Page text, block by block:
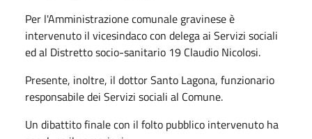
Per l'Amministrazione comunale gravinese è
intervenuto il vicesindaco con delega ai Servizi sociali
ed al Distretto socio-sanitario 19 Claudio Nicolosi.
Presente, inoltre, il dottor Santo Lagona, funzionario
responsabile dei Servizi sociali al Comune.
Un dibattito finale con il folto pubblico intervenuto ha